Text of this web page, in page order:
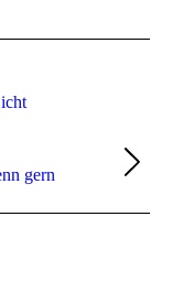
gern